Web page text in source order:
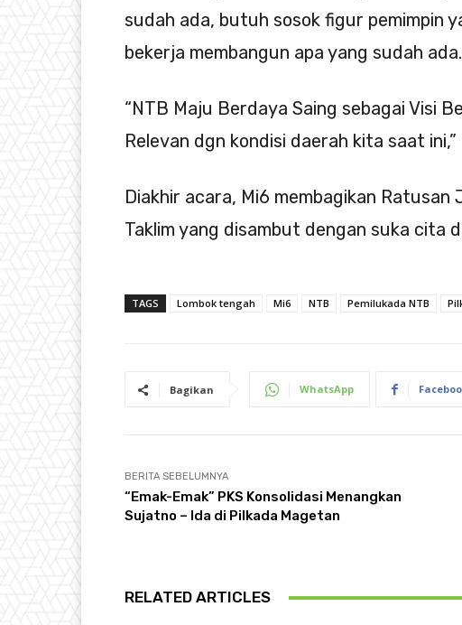
sudah ada, butuh sosok figur pemimpin
bekerja membangun apa yang sudah ada.
“NTB Maju Berdaya Saing sebagai Visi
Relevan dgn kondisi daerah kita saat
Diakhir acara, Mi6 membagikan Ratusan
Taklim yang disambut dengan suka cita
TAGS Lombok tengah Mi6 NTB Pemilukada NTB
Bagikan WhatsApp
BERITA SEBELUMNYA
“Emak-Emak” PKS Konsolidasi Menangkan
Sujatno – Ida di Pilkada Magetan
RELATED ARTICLES